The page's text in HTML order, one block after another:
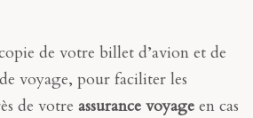
de votre billet d’avion et de
voyage, pour faciliter les
de votre assurance voyage en cas